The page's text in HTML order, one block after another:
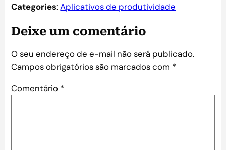
Categories:Aplicativos de produtividade
Deixe um comentário
O seu endereço de e-mail não será publicado.
Campos obrigatórios são marcados com *
Comentário *